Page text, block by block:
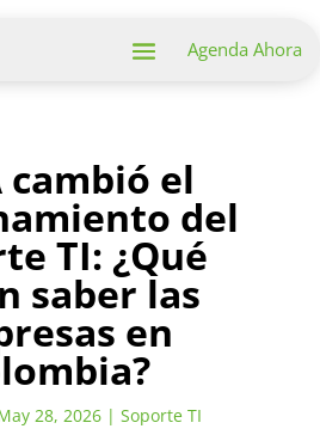
Agenda Ahora
cambió el
del
TI: ¿Qué
saber las
en
28, 2026| Soporte TI